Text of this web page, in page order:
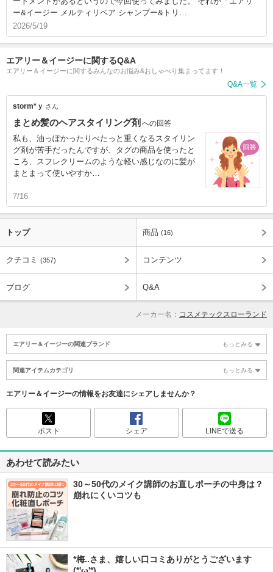
ー&イージー メルティリペア シャンプー&トリ…
2026/5/19
エアリー＆イージーに関するQ&A
エアリー＆イージーに関するみんなのお悩み&おしゃべり集まってます！
Q&A一覧
storm*ｙ さん
まとめ髪のヘアスタイリング剤 への回答
私も、油っぽかったりべたっと重くなるスタイリン
グ剤が苦手だったんですが、タグの商品を使ったと
ころ、スフレクリームのような軽い感じなのに髪が
まとまって使いやすか…
7/16
トップ 商品 (16)
クチコミ (357) コンテンツ
ブログ Q&A
メーカー名： コスメテックスローランド
エアリー＆イージーの関連ブランド もっとみる
関連アイテムカテゴリ もっとみる
エアリー＆イージーの情報をお友達にシェアしませんか？
ポスト シェア LINEで送る
あわせて読みたい
30～50代のメイク講師のお直しポーチの中身は？
崩れにくいコツも
*梅..さま、嬉しい口コミありがとうございます